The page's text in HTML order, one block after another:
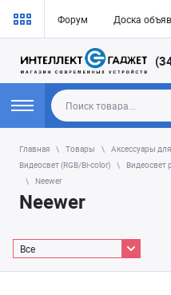
Форум Доска
Главная Товары
Аксессуары
Видеосвет (RGB/Bi-color)
Видеосвет
Neewer
Neewer
Все